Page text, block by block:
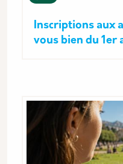
Inscriptions aux
vous bien du 1er